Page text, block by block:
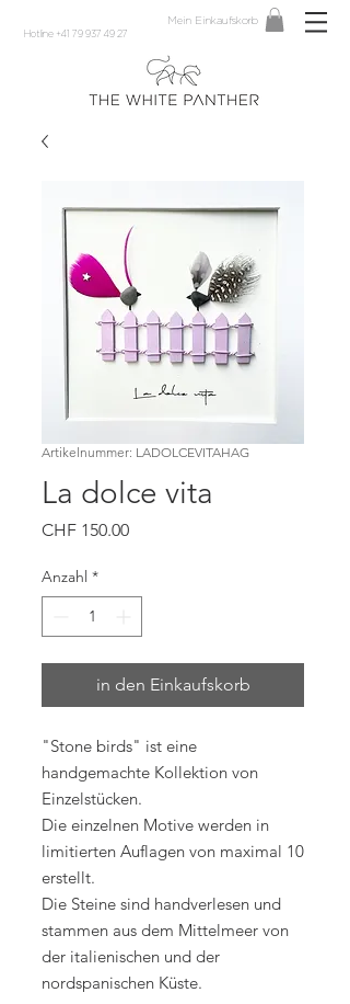
Hotline +41 79 937 49 27
Mein Einkaufskorb
Artikelnummer: LADOLCEVITAHAG
La dolce vita
CHF 150.00Preis
Anzahl *
in den Einkaufskorb
"Stone birds" ist eine
handgemachte Kollektion von
Einzelstücken.
Die einzelnen Motive werden in
limitierten Auflagen von maximal 10
erstellt.
Die Steine sind handverlesen und
stammen aus dem Mittelmeer von
der italienischen und der
nordspanischen Küste.